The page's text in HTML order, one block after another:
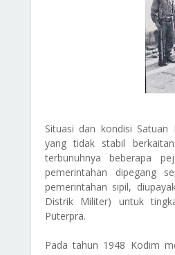
Situasi dan kondisi
yang tidak stabil
terbunuhnya beberapa
pemerintahan dipegang
pemerintahan sipil,
Distrik Militer) untuk
Puterpra.
Pada tahun 1948 Kodim